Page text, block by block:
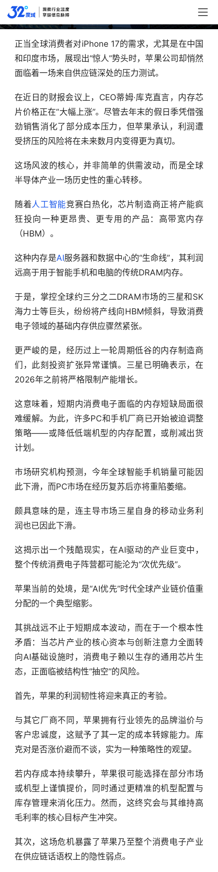
行
业
报
片供应链？
正当全球消费者对iPhone 17的需求，尤其是在中国
和印度市场，展现出“惊人”势头时，苹果公司却悄然
面临着一场来自供应链深处的压力测试。
在近日的财报会议上，CEO蒂姆·库克直言，内存芯
片价格正在“大幅上涨”。尽管去年末的假日季凭借强
劲销售消化了部分成本压力，但苹果承认，利润遭
受挤压的风险将在未来数月内变得更为真切。
这场风波的核心，并非简单的供需波动，而是全球
半导体产业一场历史性的重心转移。
随着人工智能竞赛白热化，芯片制造商正将产能疯
狂投向一种更昂贵、更专用的产品：高带宽内存
（HBM）。
这种内存是AI服务器和数据中心的“生命线”，其利润
远高于用于智能手机和电脑的传统DRAM内存。
于是，掌控全球约三分之二DRAM市场的三星和SK
海力士等巨头，纷纷将产线向HBM倾斜，导致消费
电子领域的基础内存供应骤然紧张。
更严峻的是，经历过上一轮周期低谷的内存制造商
们，此刻投资扩张异常谨慎。三星已明确表示，在
2026年之前将严格限制产能增长。
这意味着，短期内消费电子面临的内存短缺局面很
难缓解。为此，许多PC和手机厂商已开始被迫调整
策略——或降低低端机型的内存配置，或削减出货
计划。
市场研究机构预测，今年全球智能手机销量可能因
此下滑，而PC市场在经历复苏后亦将重陷萎缩。
颇具意味的是，连主导市场三星自身的移动业务利
润也已因此下滑。
这揭示出一个残酷现实，在AI驱动的产业巨变中，
整个传统消费电子阵营都可能沦为“次优先级”。
苹果当前的处境，是“AI优先”时代全球产业链价值重
分配的一个典型缩影。
其挑战远不止于短期成本波动，而在于一个根本性
矛盾：当芯片产业的核心资本与创新注意力全面转
向AI基础设施时，消费电子赖以生存的通用芯片生
态，正面临被结构性“抽空”的风险。
首先，苹果的利润韧性将迎来真正的考验。
与其它厂商不同，苹果拥有行业领先的品牌溢价与
客户忠诚度，这赋予了其一定的成本转嫁能力。库
克对是否涨价避而不谈，实为一种策略性的观望。
若内存成本持续攀升，苹果很可能选择在部分市场
或机型上谨慎提价，同时通过更精准的机型配置与
库存管理来消化压力。然而，这终究会与其维持高
毛利率的核心目标产生冲突。
其次，这场危机暴露了苹果乃至整个消费电子产业
在供应链话语权上的隐性弱点。